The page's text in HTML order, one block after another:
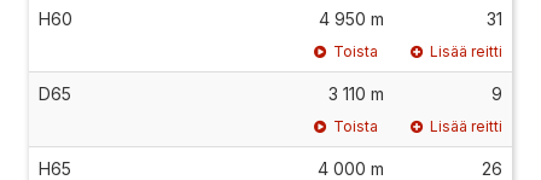
H60 4 950 m 31
Toista Lisää reitti
D65 3 110 m 9
Toista Lisää reitti
H65 4 000 m 26